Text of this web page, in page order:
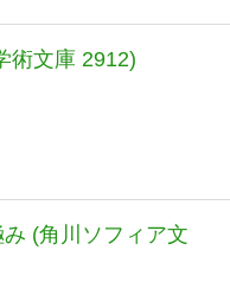
術文庫 2912)
(角川ソフィア文